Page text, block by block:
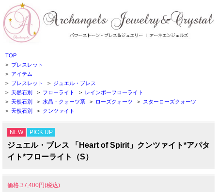
TOP
> ブレスレット
> アイテム
> ブレスレット > ジュエル・ブレス
> 天然石別 > フローライト > レインボーフローライト
> 天然石別 > 水晶・クォーツ系 > ローズクォーツ > スターローズクォーツ
> 天然石別 > クンツァイト
NEW PICK UP
ジュエル・ブレス 「Heart of Spirit」クンツァイト*アパタ
イト*フローライト（S）
価格:37,400円(税込)